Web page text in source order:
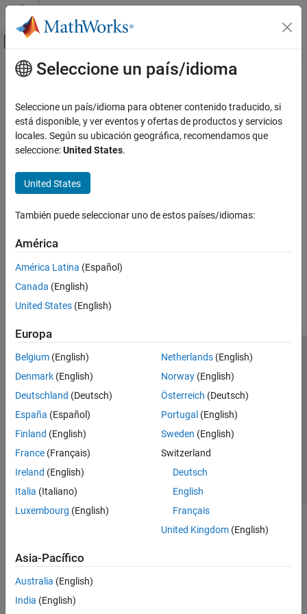
Saltar al contenido
Mostrar/ocultar menú de navegación
Inicio de Documentación
Contenido principal
¿Qué tan útil fue esta traducción?
Seleccione un país/idioma
Seleccione un país/idioma para obtener contenido traducido, si
está disponible, y ver eventos y ofertas de productos y servicios
locales. Según su ubicación geográfica, recomendamos que
seleccione:United States.
United States
También puede seleccionar uno de estos países/idiomas:
América
América Latina (Español)
Canada (English)
United States (English)
Europa
Belgium (English)
Denmark (English)
Deutschland (Deutsch)
España (Español)
Finland (English)
France (Français)
Ireland (English)
Italia (Italiano)
Luxembourg (English)
Netherlands(English)
Norway(English)
Österreich (Deutsch)
Portugal (English)
Sweden (English)
Switzerland
Deutsch
English
Français
United Kingdom(English)
Asia-Pacífico
Australia (English)
India (English)
Centro de confianza
Marcas comerciales
Política de privacidad
Antipiratería
Estado de las aplicaciones
Información de contacto
© 1994-2026 The MathWorks, Inc.